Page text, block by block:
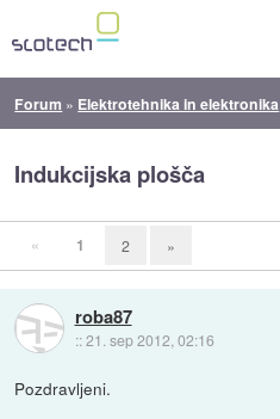
Forum » Elektrotehnika in elektronika
Indukcijska plošča
« 1 2 »
roba87
::21. sep 2012, 02:16
Pozdravljeni.